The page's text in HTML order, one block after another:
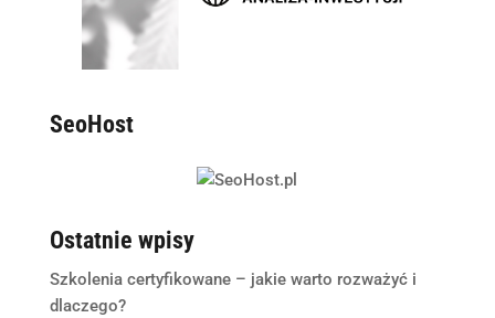
SeoHost
Ostatnie wpisy
Szkolenia certyfikowane – jakie warto rozważyć i
dlaczego?